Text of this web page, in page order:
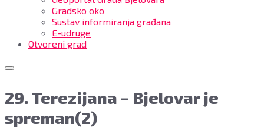
Gradsko oko
Sustav informiranja građana
E-udruge
Otvoreni grad
29. Terezijana – Bjelovar je
spreman(2)